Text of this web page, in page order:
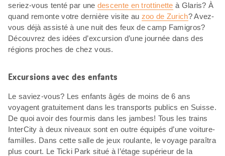
seriez-vous tenté par une descente en trottinette à Glaris? À
quand remonte votre dernière visite au zoo de Zurich? Avez-
vous déjà assisté à une nuit des feux de camp Famigros?
Découvrez des idées d’excursion d’une journée dans des
régions proches de chez vous.
Excursions avec des enfants
Le saviez-vous? Les enfants âgés de moins de 6 ans
voyagent gratuitement dans les transports publics en Suisse.
De quoi avoir des fourmis dans les jambes! Tous les trains
InterCity à deux niveaux sont en outre équipés d’une voiture-
familles. Dans cette salle de jeux roulante, le voyage paraîtra
plus court. Le Ticki Park situé à l’étage supérieur de la